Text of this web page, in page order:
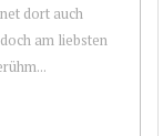
dort auch
am liebsten